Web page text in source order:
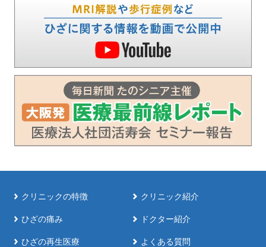
クリニックの特徴
ひざの痛み
ひざの再生医療
クリニック紹介
ドクター紹介
よくある質問